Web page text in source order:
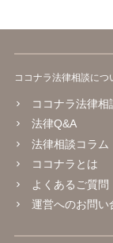
ココナラ法律相談につ
ココナラ法律相
法律Q&A
法律相談コラム
ココナラとは
よくあるご質問
運営へのお問い